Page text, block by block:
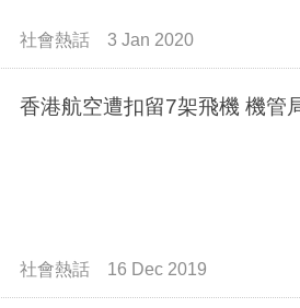
社會熱話 3 Jan 2020
香港航空遭扣留7架飛機 機管
社會熱話 16 Dec 2019